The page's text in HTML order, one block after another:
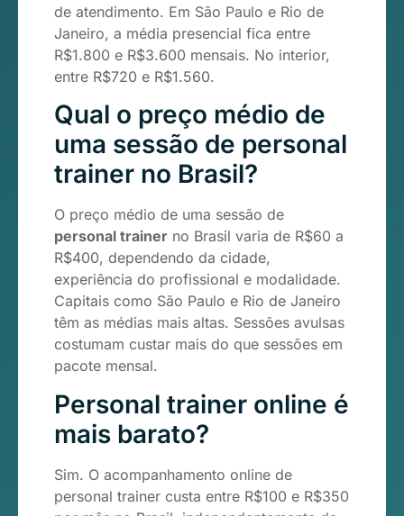
de atendimento. Em São Paulo e Rio de
Janeiro, a média presencial fica entre
R$1.800 e R$3.600 mensais. No interior,
entre R$720 e R$1.560.
Qual o preço médio de
uma sessão de personal
trainer no Brasil?
O preço médio de uma sessão de
personal trainer no Brasil varia de R$60 a
R$400, dependendo da cidade,
experiência do profissional e modalidade.
Capitais como São Paulo e Rio de Janeiro
têm as médias mais altas. Sessões avulsas
costumam custar mais do que sessões em
pacote mensal.
Personal trainer online é
mais barato?
Sim. O acompanhamento online de
personal trainer custa entre R$100 e R$350